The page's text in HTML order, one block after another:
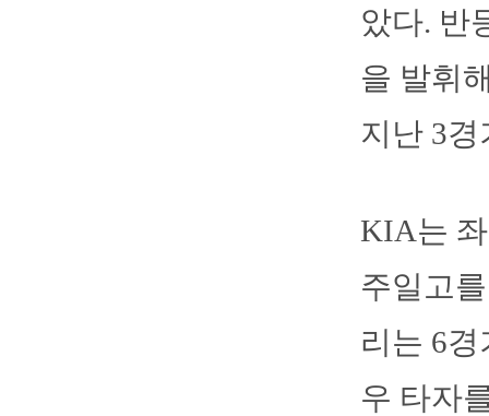
았다. 반
을 발휘
지난 3
KIA는
주일고
리는 6
우 타자